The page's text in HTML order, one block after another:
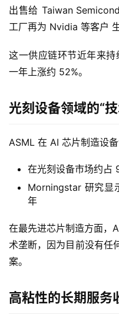
页
美
股
A
P
下
出售给 Taiwan
工厂再为 Nvidia 等客户
这一供应链环节近年来
一年上涨约 52%。
光刻设备领域的“
ASML 在 AI 芯片制造设
在光刻设备市场约占
Morningstar 研究显
年
在最先进芯片制造方面，
术垄断，因为目前没有任
案。
高粘性的长期服务